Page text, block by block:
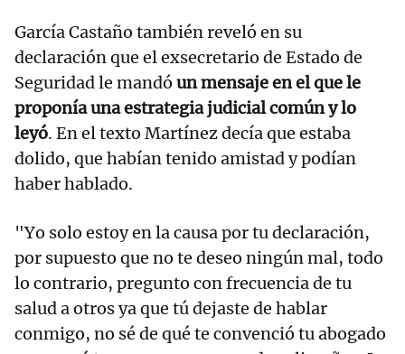
García Castaño también reveló en su
declaración que el exsecretario de Estado de
Seguridad le mandó un mensaje en el que le
proponía una estrategia judicial común y lo
leyó. En el texto Martínez decía que estaba
dolido, que habían tenido amistad y podían
haber hablado.
"Yo solo estoy en la causa por tu declaración,
por supuesto que no te deseo ningún mal, todo
lo contrario, pregunto con frecuencia de tu
salud a otros ya que tú dejaste de hablar
conmigo, no sé de qué te convenció tu abogado